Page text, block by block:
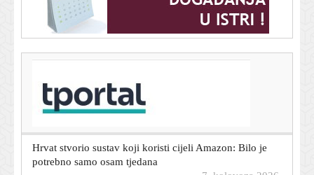
Kolone i zabrane na hrvatskim autocestama: U Sisku
prekinut promet
Hrvat stvorio sustav koji koristi cijeli Amazon: Bilo je
potrebno samo osam tjedana